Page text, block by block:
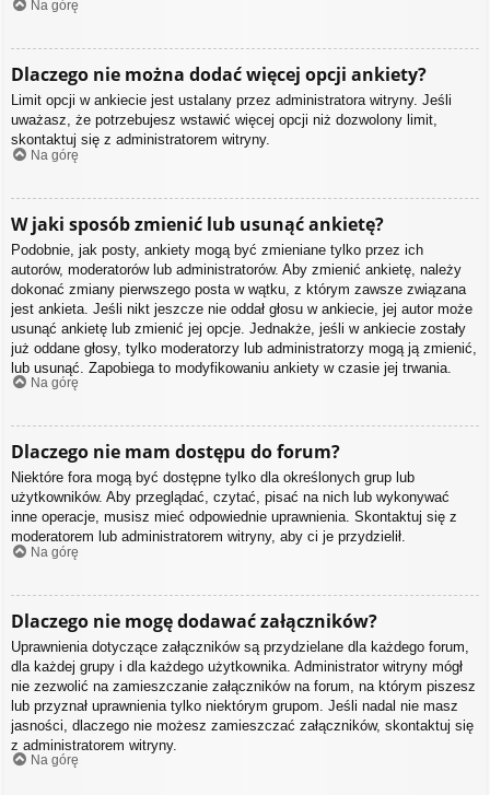
Na górę
Dlaczego nie można dodać więcej opcji ankiety?
Limit opcji w ankiecie jest ustalany przez administratora witryny. Jeśli
uważasz, że potrzebujesz wstawić więcej opcji niż dozwolony limit,
skontaktuj się z administratorem witryny.
Na górę
W jaki sposób zmienić lub usunąć ankietę?
Podobnie, jak posty, ankiety mogą być zmieniane tylko przez ich
autorów, moderatorów lub administratorów. Aby zmienić ankietę, należy
dokonać zmiany pierwszego posta w wątku, z którym zawsze związana
jest ankieta. Jeśli nikt jeszcze nie oddał głosu w ankiecie, jej autor może
usunąć ankietę lub zmienić jej opcje. Jednakże, jeśli w ankiecie zostały
już oddane głosy, tylko moderatorzy lub administratorzy mogą ją zmienić,
lub usunąć. Zapobiega to modyfikowaniu ankiety w czasie jej trwania.
Na górę
Dlaczego nie mam dostępu do forum?
Niektóre fora mogą być dostępne tylko dla określonych grup lub
użytkowników. Aby przeglądać, czytać, pisać na nich lub wykonywać
inne operacje, musisz mieć odpowiednie uprawnienia. Skontaktuj się z
moderatorem lub administratorem witryny, aby ci je przydzielił.
Na górę
Dlaczego nie mogę dodawać załączników?
Uprawnienia dotyczące załączników są przydzielane dla każdego forum,
dla każdej grupy i dla każdego użytkownika. Administrator witryny mógł
nie zezwolić na zamieszczanie załączników na forum, na którym piszesz
lub przyznał uprawnienia tylko niektórym grupom. Jeśli nadal nie masz
jasności, dlaczego nie możesz zamieszczać załączników, skontaktuj się
z administratorem witryny.
Na górę